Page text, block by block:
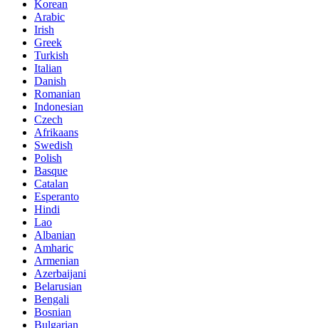
Korean
Arabic
Irish
Greek
Turkish
Italian
Danish
Romanian
Indonesian
Czech
Afrikaans
Swedish
Polish
Basque
Catalan
Esperanto
Hindi
Lao
Albanian
Amharic
Armenian
Azerbaijani
Belarusian
Bengali
Bosnian
Bulgarian